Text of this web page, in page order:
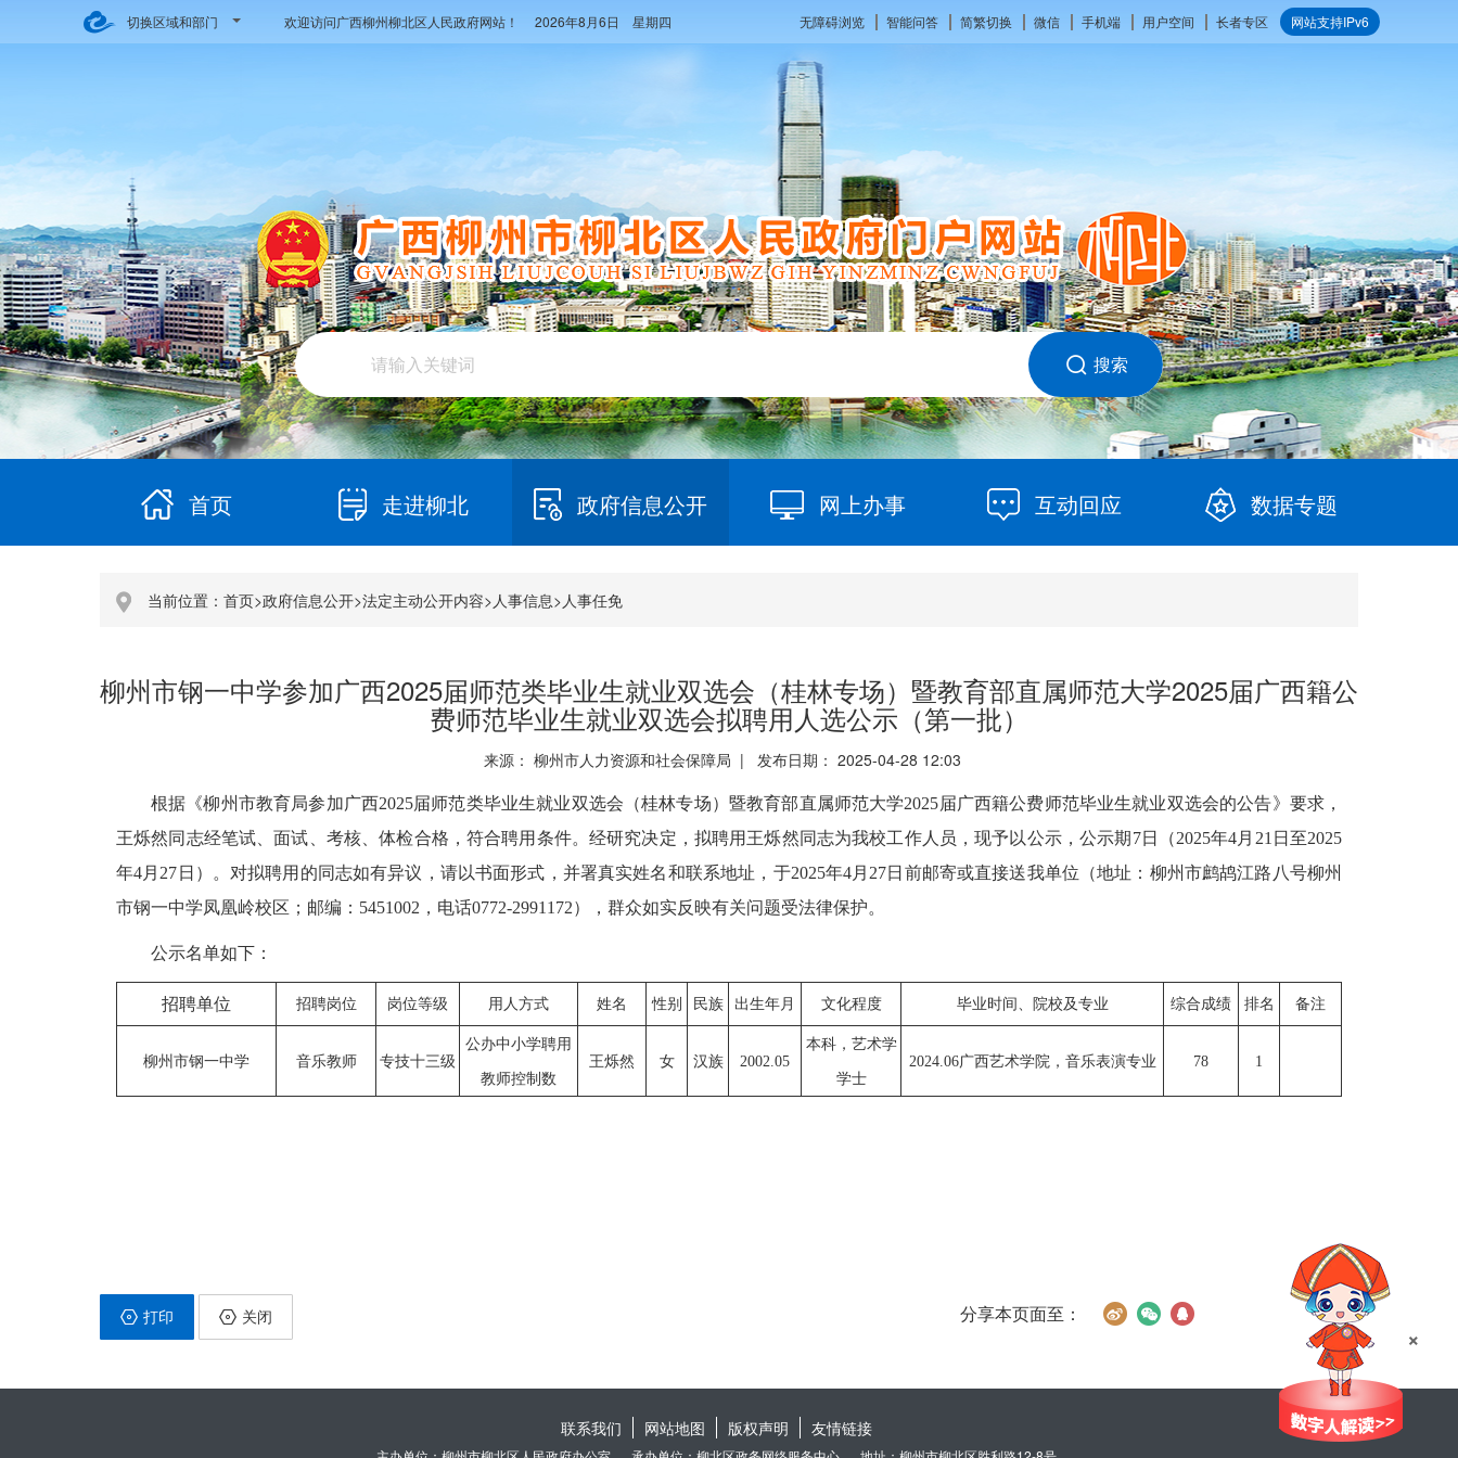
切换区域和部门 无障碍浏览 智能问答 简繁切换 微信 手机端 用户空间 长者专区 网站支持IPv6
欢迎访问广西柳州柳北区人民政府网站！ 2026年8月6日 星期四
搜索
首页 走进柳北 政府信息公开 网上办事 互动回应 数据专题
当前位置： 首页>政府信息公开>法定主动公开内容>人事信息>人事任免
柳州市钢一中学参加广西2025届师范类毕业生就业双选会（桂林专场）暨教育部直属师范大学2025届广西籍公
费师范毕业生就业双选会拟聘用人选公示（第一批）
来源： 柳州市人力资源和社会保障局 | 发布日期： 2025-04-28 12:03
根据《柳州市教育局参加广西2025届师范类毕业生就业双选会（桂林专场）暨教育部直属师范大学2025届广西籍公费师范毕业生就业双选会的公告》要求，
王烁然同志经笔试、面试、考核、体检合格，符合聘用条件。经研究决定，拟聘用王烁然同志为我校工作人员，现予以公示，公示期7日（2025年4月21日至2025
年4月27日）。对拟聘用的同志如有异议，请以书面形式，并署真实姓名和联系地址，于2025年4月27日前邮寄或直接送我单位（地址：柳州市鹧鸪江路八号柳州
市钢一中学凤凰岭校区；邮编：5451002，电话0772-2991172），群众如实反映有关问题受法律保护。
公示名单如下：
招聘单位 招聘岗位 岗位等级 用人方式 姓名 性别 民族 出生年月 文化程度 毕业时间、院校及专业 综合成绩 排名 备注
柳州市钢一中学 音乐教师 专技十三级
公办中小学聘用
教师控制数
王烁然 女 汉族 2002.05
本科，艺术学
学士
2024.06广西艺术学院，音乐表演专业 78 1
打印 关闭 分享本页面至：
×
联系我们 网站地图 版权声明 友情链接